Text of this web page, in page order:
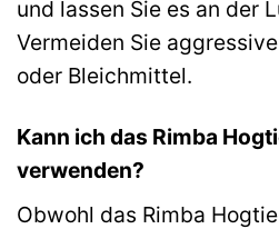
und lassen Sie es an der
Vermeiden Sie
oder Bleichmittel.
Kann ich das Rimba
verwenden?
Obwohl das Rimba